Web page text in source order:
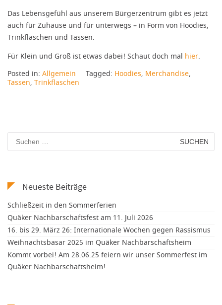
Das Lebensgefühl aus unserem Bürgerzentrum gibt es jetzt
auch für Zuhause und für unterwegs – in Form von Hoodies,
Trinkflaschen und Tassen.
Für Klein und Groß ist etwas dabei! Schaut doch mal hier.
Posted in: Allgemein Tagged: Hoodies, Merchandise,
Tassen, Trinkflaschen
Suchen
nach:
Neueste Beiträge
Schließzeit in den Sommerferien
Quäker Nachbarschaftsfest am 11. Juli 2026
16. bis 29. März 26: Internationale Wochen gegen Rassismus
Weihnachtsbasar 2025 im Quäker Nachbarschaftsheim
Kommt vorbei! Am 28.06.25 feiern wir unser Sommerfest im
Quäker Nachbarschaftsheim!